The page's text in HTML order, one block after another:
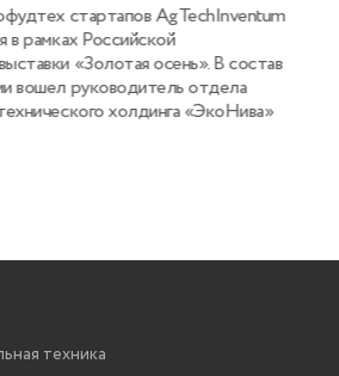
стартапов AgTechInventum
в рамках Российской
«Золотая осень». В состав
вошел руководитель отдела
холдинга «ЭкоНива»
техника